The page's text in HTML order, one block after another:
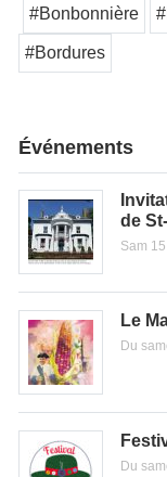
#Bonbonnière
#Bordures
Événements
de
Sam
Le
Du
Du